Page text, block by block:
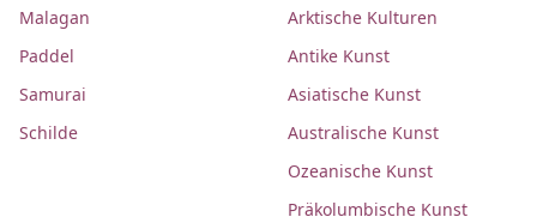
Malagan
Paddel
Samurai
Schilde
Arktische Kulturen
Antike Kunst
Asiatische Kunst
Australische Kunst
Ozeanische Kunst
Präkolumbische Kunst